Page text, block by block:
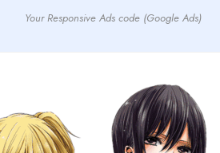
Your Responsive Ads code (Google Ads)